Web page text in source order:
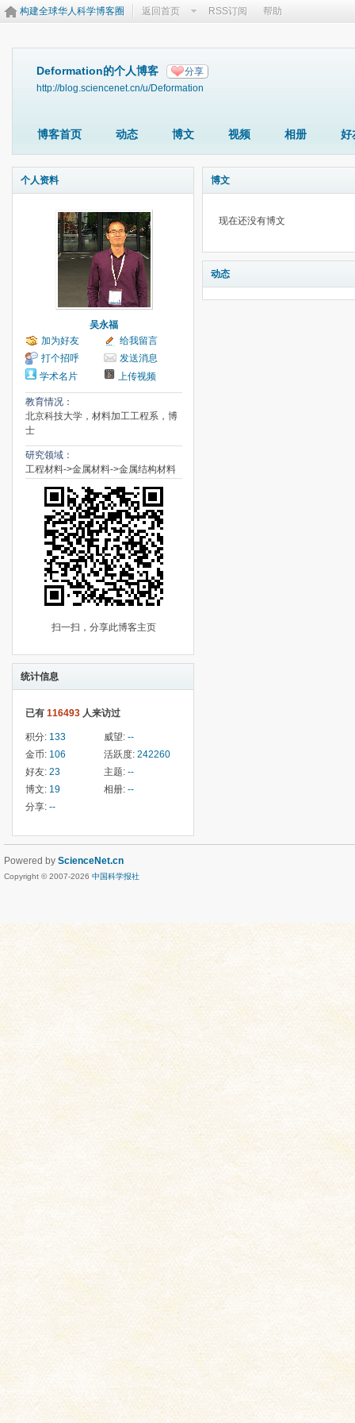
构建全球华人科学博客圈 返回首页 RSS订阅 帮助
Deformation的个人博客 分享
http://blog.sciencenet.cn/u/Deformation
博客首页 动态 博文 视频 相册 好
个人资料
吴永福
加为好友
给我留言
打个招呼
发送消息
学术名片
上传视频
教育情况：
北京科技大学，材料加工工程系，博
士
研究领域：
工程材料->金属材料->金属结构材料
扫一扫，分享此博客主页
统计信息
已有 116493 人来访过
积分: 133 威望: --
金币: 106 活跃度: 242260
好友: 23 主题: --
博文: 19 相册: --
分享: --
博文
现在还没有博文
动态
Powered by ScienceNet.cn
Copyright © 2007-2026 中国科学报社